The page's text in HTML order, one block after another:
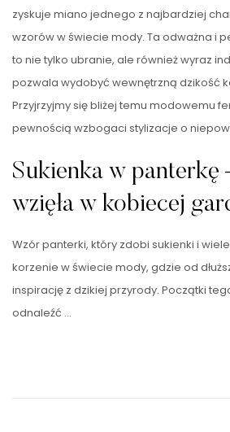
zyskuje miano jednego z najbardziej
wzorów w świecie mody. Ta odważna i
to nie tylko ubranie, ale również wyraz
pozwala wydobyć wewnętrzną dzikość
Przyjrzyjmy się bliżej temu modowemu
pewnością wzbogaci stylizacje o
Sukienka w panterkę
wzięła w kobiecej
Wzór panterki, który zdobi sukienki i
korzenie w świecie mody, gdzie od
inspirację z dzikiej przyrody. Początki
odnaleźć …